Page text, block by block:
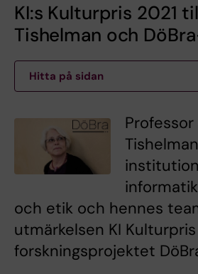
KI:s Kulturpris 2021
Tishelman och
Hitta på sidan
Professor
och etik och hennes
utmärkelsen KI
forskningsprojektet